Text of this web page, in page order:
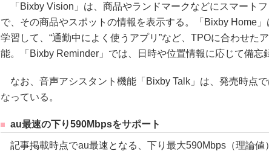
「Bixby Vision」は、商品やランドマークなどにスマート
で、その商品やスポットの情報を表示する。「Bixby Home
学習して、“通勤中によく使うアプリ”など、TPOに合わせた
能。「Bixby Reminder」では、日時や位置情報に応じて備忘
なお、音声アシスタント機能「Bixby Talk」は、発売時点
なっている。
au最速の下り590Mbpsをサポート
記事掲載時点でau最速となる、下り最大590Mbps（理論値